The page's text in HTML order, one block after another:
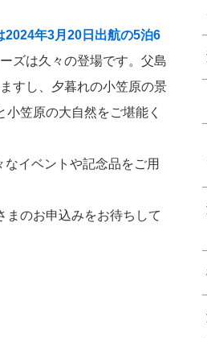
2024年3月20日出航の5泊6
ズは久々の登場です。父島
すし、夕暮れの小笠原の景
笠原の大自然をご堪能く
イベントや記念品をご用
まのお申込みをお待ちして